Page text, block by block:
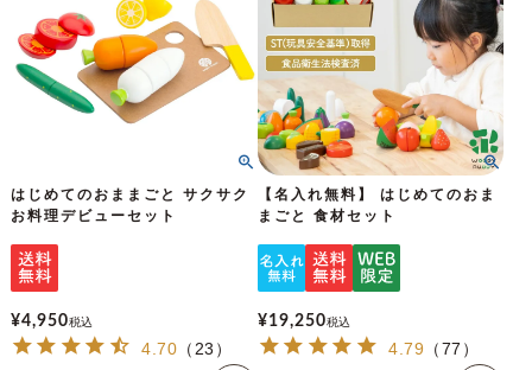
はじめてのおままごと サクサク
お料理デビューセット
¥4,950税込
4.70 （ 23 ）
【名入れ無料】 はじめてのおま
まごと 食材セット
¥19,250税込
4.79 （77 ）